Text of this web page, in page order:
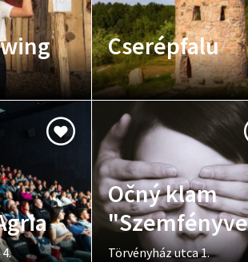
Cserépfalu
Očný klam
Törvényház utca 1.